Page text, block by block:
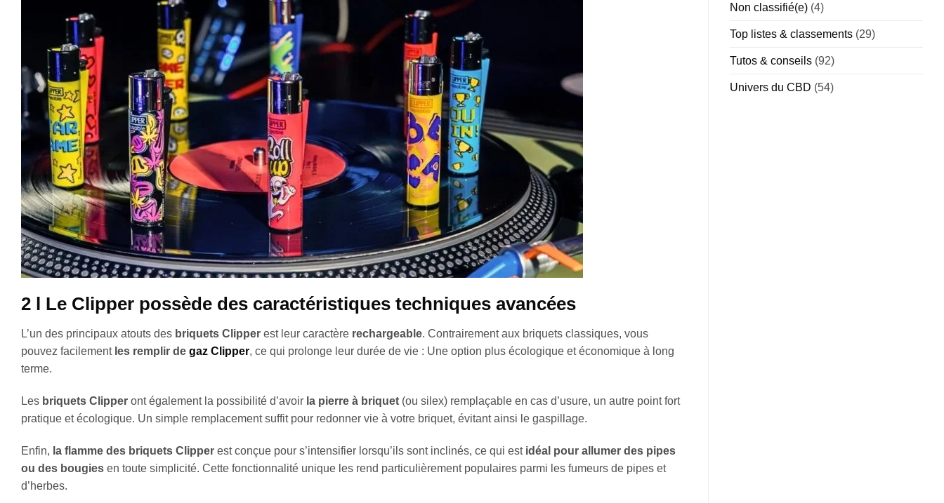
2 l Le Clipper possède des caractéristiques techniques avancées
L’un des principaux atouts des briquets Clipper est leur caractère rechargeable. Contrairement aux briquets classiques, vous
pouvez facilement les remplir de gaz Clipper, ce qui prolonge leur durée de vie : Une option plus écologique et économique à long
terme.
Les briquets Clipper ont également la possibilité d’avoir la pierre à briquet (ou silex) remplaçable en cas d’usure, un autre point fort
pratique et écologique. Un simple remplacement suffit pour redonner vie à votre briquet, évitant ainsi le gaspillage.
Enfin, la flamme des briquets Clipper est conçue pour s’intensifier lorsqu’ils sont inclinés, ce qui est idéal pour allumer des pipes
ou des bougies en toute simplicité. Cette fonctionnalité unique les rend particulièrement populaires parmi les fumeurs de pipes et
d’herbes.
Non classifié(e) (4)
Top listes & classements (29)
Tutos & conseils (92)
Univers du CBD (54)